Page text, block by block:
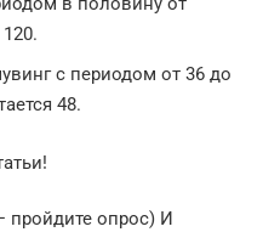
с периодом от 36 до
48.
пройдите опрос) И